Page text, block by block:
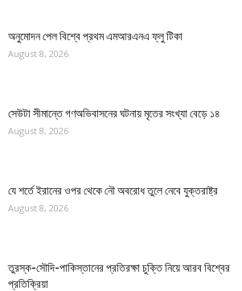
অনুমোদন পেল বিশ্বে প্রথম এমআরএনএ ফ্লু টিকা
August 8, 2026
সেউটা সীমান্তে গণঅভিবাসনের ঘটনায় মৃতের সংখ্যা বেড়ে ১৪
August 8, 2026
যে শর্তে ইরানের ওপর থেকে নৌ অবরোধ তুলে নেবে যুক্তরাষ্ট্র
August 8, 2026
তুরস্ক-সৌদি-পাকিস্তানের প্রতিরক্ষা চুক্তি নিয়ে আরব বিশ্বের
প্রতিক্রিয়া